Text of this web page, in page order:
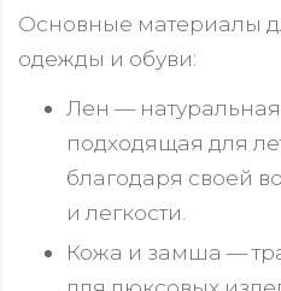
Основные материалы
одежды и обуви:
Лен —
подходящая для
благодаря своей
и легкости.
Кожа и замша —